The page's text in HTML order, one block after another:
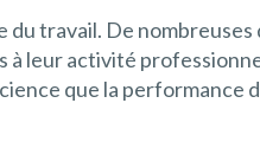
du travail. De
leur activité
que la performance